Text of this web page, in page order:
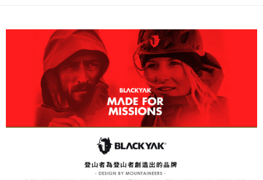
1.分期款項不併入電信帳單，「大哥付你分期」於每月結算日後寄送繳費提
2.透過簡訊連結打開帳單後，可選擇「超商條碼／台灣大直營門市／銀行轉
帳／街口支付／iPASS MONEY」等通路繳費。
【注意事項】
1.本服務係由「台灣大哥大股份有限公司」（以下簡稱本公司）所提供，讓
用戶於交易時，得透過本服務購買商品或服務，並由商店將買賣／分期付款
買賣價金債權讓與本公司後，依約使用本公司帳單繳交帳款。
2.基於同意付款使用「大哥付你分期」之契約關係目的，商店將以您的個人
資料（包含姓名、電話或地址）提供予台灣大哥大進項蒐集、處理及利用，
由本公司與您本人進行分期帳單所需資料之確認、核對及更正。
3.完整用戶服務條款，請詳閱以下連結：
https://oppay.tw/userRule
【「AFTEE先享後付」結帳流程】
１．於結帳方式選擇「AFTEE先享後付」後，將跳轉至「AFTEE先享後付」
結帳頁面，進行簡訊認證並確認金額後，即可完成結帳。
２．訂單成立數日內，您將收到繳費通知簡訊。
３．收到繳費通知簡訊後14天內，點擊此簡訊中的連結，可透過四大超商／
ATM／網路銀行／等多元方式進行付款，方視為交易完成。
※ 請注意：結帳手續完成當下不需立刻繳費，但若您需要取消訂單，請聯絡
購買商品的店家。未經商家同意取消之訂單仍視為有效，需透過AFTEE先享
後付繳納相關費用。
是否繳費成功／繳費後需取消欲退款等相關疑問，請聯繫「AFTEE先享後付
https://netprotections.freshdesk.com/support/home
每筆NT$60，滿NT$599(含以上)免運費
付款後全家取貨
每筆NT$60，滿NT$599(含以上)免運費
萊爾富取貨付款
每筆NT$60，滿NT$799(含以上)免運費
每筆NT$60，滿NT$799(含以上)免運費